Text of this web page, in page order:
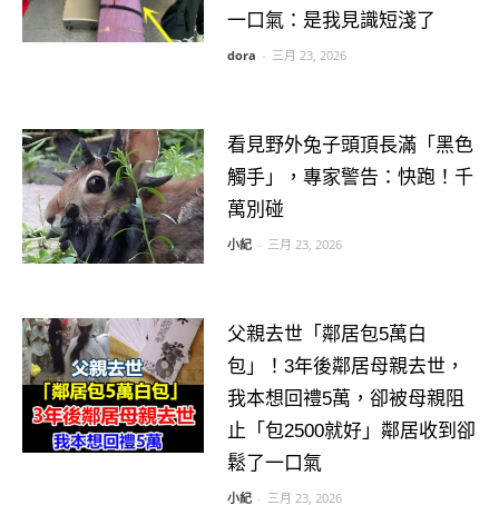
一口氣：是我見識短淺了
dora - 三月 23, 2026
看見野外兔子頭頂長滿「黑色
觸手」，專家警告：快跑！千
萬別碰
小紀 - 三月 23, 2026
父親去世「鄰居包5萬白
包」！3年後鄰居母親去世，
我本想回禮5萬，卻被母親阻
止「包2500就好」鄰居收到卻
鬆了一口氣
小紀 - 三月 23, 2026